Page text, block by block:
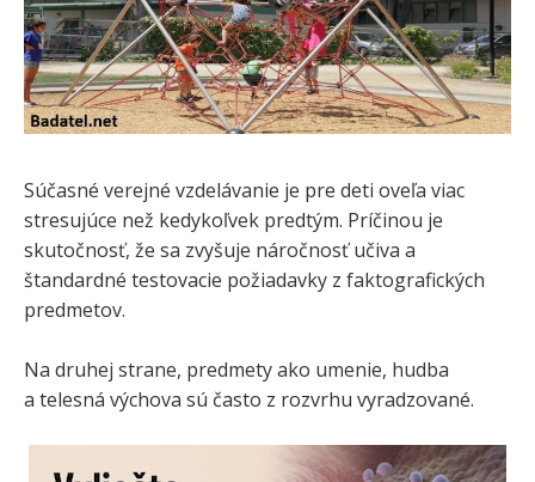
Súčasné verejné vzdelávanie je pre deti oveľa viac
stresujúce než kedykoľvek predtým. Príčinou je
skutočnosť, že sa zvyšuje náročnosť učiva a
štandardné testovacie požiadavky z faktografických
predmetov.
Na druhej strane, predmety ako umenie, hudba
a telesná výchova sú často z rozvrhu vyradzované.